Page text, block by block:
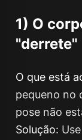
1) O
"derrete"
O que está
pequeno no
pose não
Solução: